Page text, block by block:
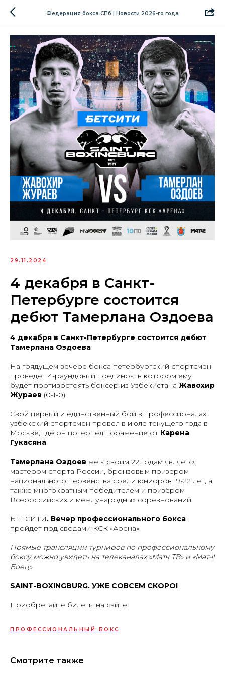
Федерация бокса СПб | Новости 2026-го года
29.11.2024
4 декабря в Санкт-
Петербурге состоится
дебют Тамерлана Оздоева
4 декабря в Санкт-Петербурге состоится дебют
Тамерлана Оздоева
На грядущем вечере бокса петербургский спортсмен
проведет 4-раундовый поединок, в котором ему
будет противостоять боксер из Узбекистана Жавохир
Жураев (0-1-0).
Свой первый и единственный бой в профессионалах
узбекский спортсмен провел в июле текущего года в
Москве, где он потерпел поражение от Карена
Гукасяна.
Тамерлана Оздоев же к своим 22 годам является
мастером спорта России, бронзовым призером
национального первенства среди юниоров 19-22 лет, а
также многократным победителем и призёром
Всероссийских и международных соревнований.
БЕТСИТИ. Вечер профессионального бокса
пройдет под сводами КСК «Арена».
Прямые трансляции турниров по профессиональному
боксу можно увидеть на телеканалах «Матч ТВ» и «Матч!
Боец»
SAINT-BOXINGBURG. УЖЕ СОВСЕМ СКОРО!
Приобретайте билеты на сайте!
ПРОФЕССИОНАЛЬНЫЙ БОКС
Смотрите также